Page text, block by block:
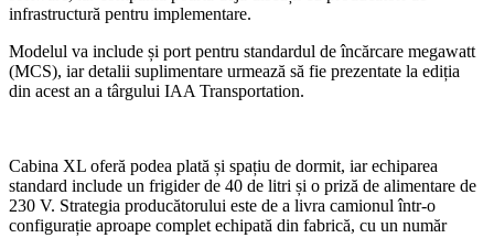
infrastructură pentru implementare.
Modelul va include și port pentru standardul de încărcare megawatt
(MCS), iar detalii suplimentare urmează să fie prezentate la ediția
din acest an a târgului IAA Transportation.
Cabina XL oferă podea plată și spațiu de dormit, iar echiparea
standard include un frigider de 40 de litri și o priză de alimentare de
230 V. Strategia producătorului este de a livra camionul într-o
configurație aproape complet echipată din fabrică, cu un număr